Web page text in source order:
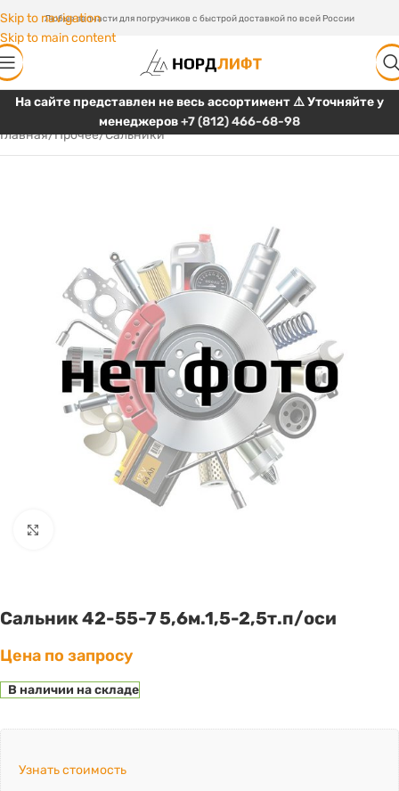
Skip to navigation
Skip to main content
Любые запчасти для погрузчиков с быстрой доставкой по всей России
На сайте представлен не весь ассортимент ⚠️ Уточняйте у
менеджеров+7 (812) 466-68-98
Главная/Прочее/Сальники
Сальник 42-55-7 5,6м.1,5-2,5т.п/оси
Цена по запросу
В наличии на складе
Узнать стоимость